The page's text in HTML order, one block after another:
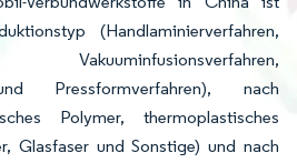
(Handlaminierverfahren,
Vakuuminfusionsverfahren,
Pressformverfahren), nach
Polymer, thermoplastisches
Glasfaser und Sonstige) und nach